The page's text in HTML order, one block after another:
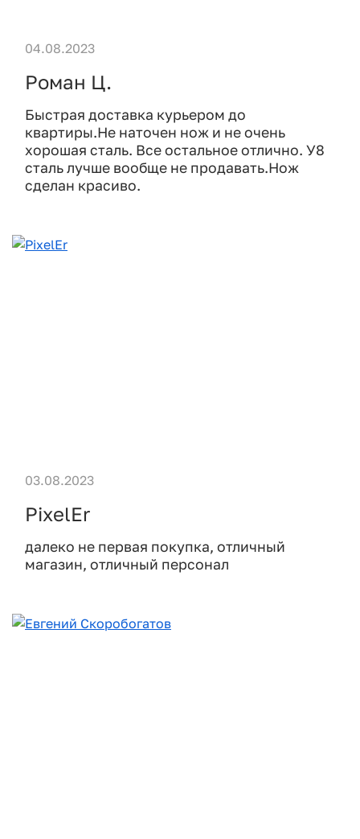
Роман Ц.
Быстрая доставка курьером до
квартиры.Не наточен нож и не очень
хорошая сталь. Все остальное отлично. У8
сталь лучше вообще не продавать.Нож
сделан красиво.
04.08.2023
PixelEr
далеко не первая покупка, отличный
магазин, отличный персонал
03.08.2023